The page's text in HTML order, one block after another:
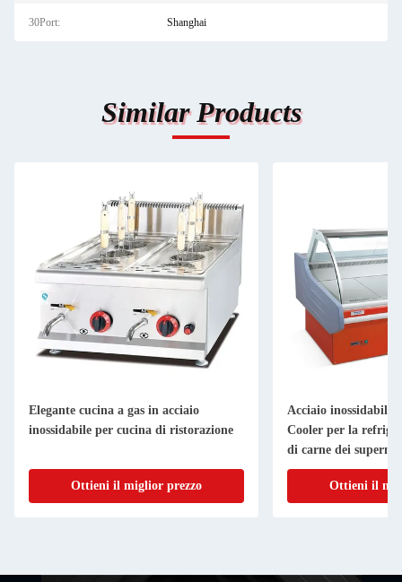
30Port: Shanghai
Similar Products
Elegante cucina a gas in acciaio
inossidabile per cucina di ristorazione
Ottieni il miglior prezzo
Acciaio inossidabile
Cooler per la
di carne dei
Ottieni il